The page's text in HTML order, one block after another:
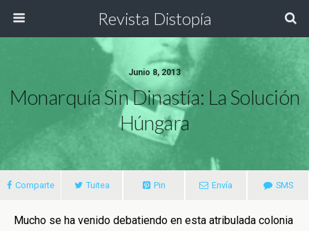
Revista Distopía
Junio 8, 2013
Monarquía Sin Dinastía: La Solución
Húngara
Comparte Tuitea Pin Envía SMS
Mucho se ha venido debatiendo en esta atribulada colonia